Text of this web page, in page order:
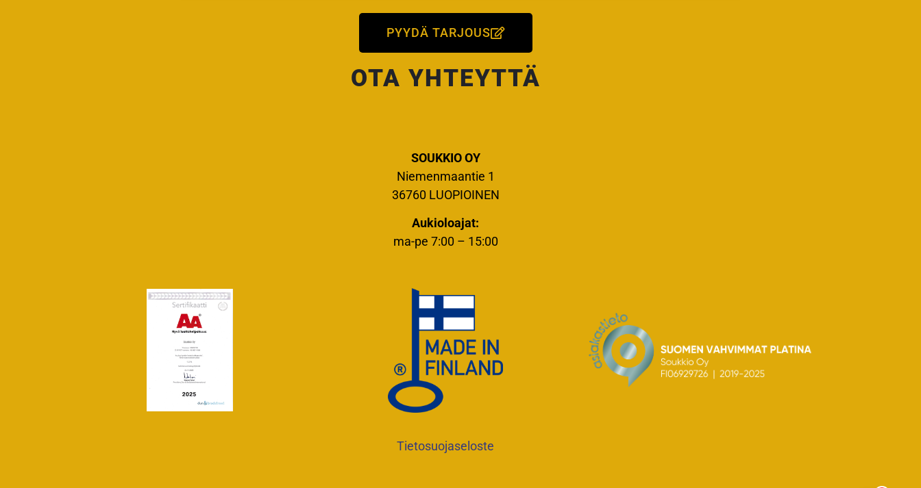
PYYDÄ TARJOUS
OTA YHTEYTTÄ
SOUKKIO OY
Niemenmaantie 1
36760 LUOPIOINEN
Aukioloajat:
ma-pe 7:00 – 15:00
Tietosuojaseloste